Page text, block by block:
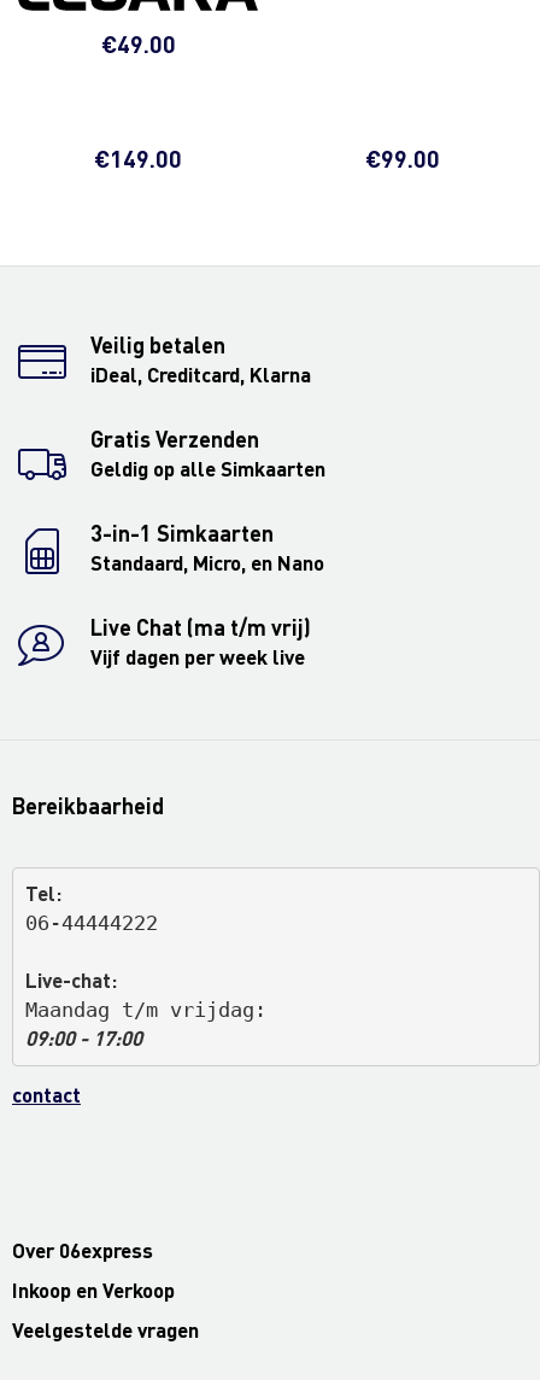
€49.00
€149.00 €99.00
Veilig betalen
iDeal, Creditcard, Klarna
Gratis Verzenden
Geldig op alle Simkaarten
3-in-1 Simkaarten
Standaard, Micro, en Nano
Live Chat (ma t/m vrij)
Vijf dagen per week live
Bereikbaarheid
Tel:
06-44444222
Live-chat:
Maandag t/m vrijdag:
09:00 - 17:00
contact
Over 06express
Inkoop en Verkoop
Veelgestelde vragen